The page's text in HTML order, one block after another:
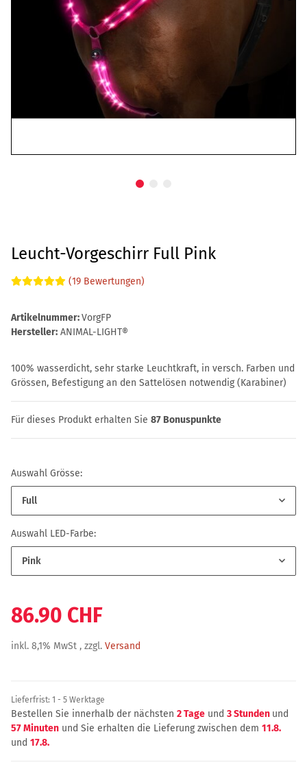
Leucht-Vorgeschirr Full Pink
(19 Bewertungen)
Artikelnummer:VorgFP
Hersteller: ANIMAL-LIGHT®
100% wasserdicht, sehr starke Leuchtkraft, in versch. Farben und
Grössen, Befestigung an den Sattelösen notwendig (Karabiner)
Für dieses Produkt erhalten Sie 87 Bonuspunkte
Auswahl Grösse:
Full
Auswahl LED-Farbe:
Pink
86.90 CHF
inkl. 8,1% MwSt , zzgl. Versand
Lieferfrist: 1 - 5 Werktage
Bestellen Sie innerhalb der nächsten 2 Tage und 3 Stunden und
57 Minuten und Sie erhalten die Lieferung zwischen dem 11.8.
und 17.8.